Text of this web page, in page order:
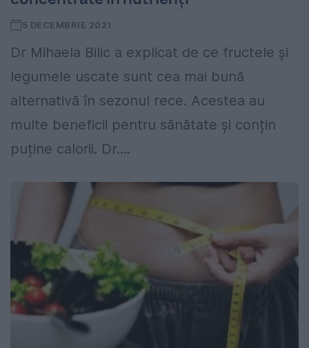
5 DECEMBRIE 2021
Dr Mihaela Bilic a explicat de ce fructele și
legumele uscate sunt cea mai bună
alternativă în sezonul rece. Acestea au
multe beneficii pentru sănătate și conțin
puține calorii. Dr....